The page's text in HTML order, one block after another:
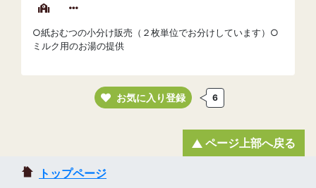
○紙おむつの小分け販売（２枚単位でお分けしています）○
ミルク用のお湯の提供
お気に入り登録 6
トップページ
ページ上部へ戻る